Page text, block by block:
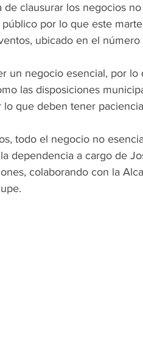
de clausurar los negocios
por lo que este
ubicado en el número
un negocio esencial, por
las disposiciones
que deben tener
todo el negocio no
dependencia a cargo de
colaborando con la